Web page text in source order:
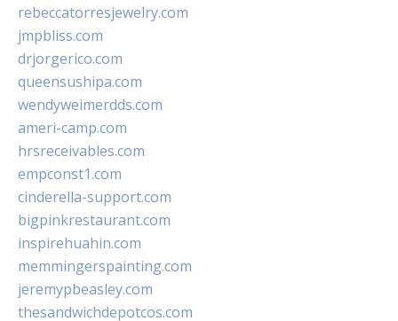
rebeccatorresjewelry.com
jmpbliss.com
drjorgerico.com
queensushipa.com
wendyweimerdds.com
ameri-camp.com
hrsreceivables.com
empconst1.com
cinderella-support.com
bigpinkrestaurant.com
inspirehuahin.com
memmingerspainting.com
jeremypbeasley.com
thesandwichdepotcos.com